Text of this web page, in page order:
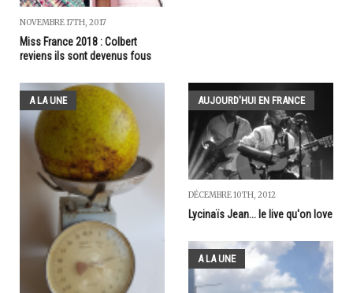
NOVEMBRE 17TH, 2017
Miss France 2018 : Colbert
reviens ils sont devenus fous
A LA UNE AUJOURD'HUI EN FRANCE
DÉCEMBRE 10TH, 2012
Lycinaïs Jean... le live qu'on love
A LA UNE